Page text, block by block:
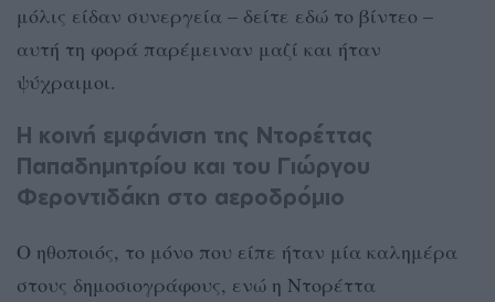
μόλις είδαν συνεργεία – δείτε εδώ το βίντεο –
αυτή τη φορά παρέμειναν μαζί και ήταν
ψύχραιμοι.
Η κοινή εμφάνιση της Ντορέττας
Παπαδημητρίου και του Γιώργου
Φεροντιδάκη στο αεροδρόμιο
Ο ηθοποιός, το μόνο που είπε ήταν μία καλημέρα
στους δημοσιογράφους, ενώ η Ντορέττα